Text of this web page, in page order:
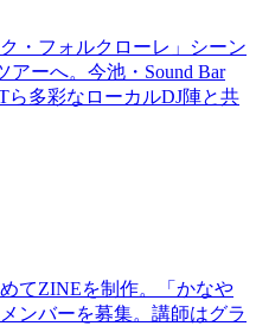
・フォルクローレ」シーン
ーへ。今池・Sound Bar
ら多彩なローカルDJ陣と共
てZINEを制作。「かなや
ンバーを募集。講師はグラ